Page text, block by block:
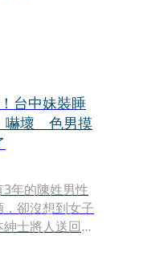
台中妹裝睡
嚇壞 色男摸
年的陳姓男性
卻沒想到女子
士將人送回租